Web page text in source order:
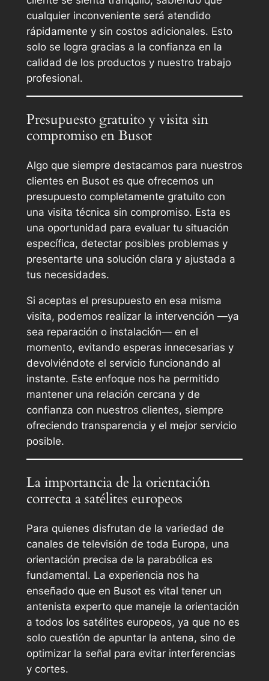
cualquier inconveniente será atendido
rápidamente y sin costos adicionales. Esto
solo se logra gracias a la confianza en la
calidad de los productos y nuestro trabajo
profesional.
Presupuesto gratuito y visita sin
compromiso en Busot
Algo que siempre destacamos para nuestros
clientes en Busot es que ofrecemos un
presupuesto completamente gratuito con
una visita técnica sin compromiso. Esta es
una oportunidad para evaluar tu situación
específica, detectar posibles problemas y
presentarte una solución clara y ajustada a
tus necesidades.
Si aceptas el presupuesto en esa misma
visita, podemos realizar la intervención —ya
sea reparación o instalación— en el
momento, evitando esperas innecesarias y
devolviéndote el servicio funcionando al
instante. Este enfoque nos ha permitido
mantener una relación cercana y de
confianza con nuestros clientes, siempre
ofreciendo transparencia y el mejor servicio
posible.
La importancia de la orientación
correcta a satélites europeos
Para quienes disfrutan de la variedad de
canales de televisión de toda Europa, una
orientación precisa de la parabólica es
fundamental. La experiencia nos ha
enseñado que en Busot es vital tener un
antenista experto que maneje la orientación
a todos los satélites europeos, ya que no es
solo cuestión de apuntar la antena, sino de
optimizar la señal para evitar interferencias
y cortes.